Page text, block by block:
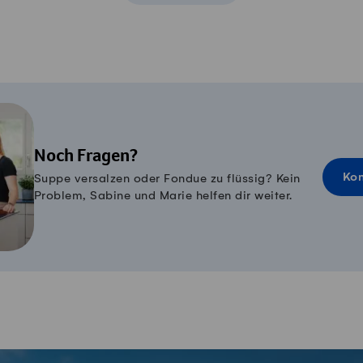
Noch Fragen?
Suppe versalzen oder Fondue zu flüssig? Kein
Problem, Sabine und Marie helfen dir weiter.